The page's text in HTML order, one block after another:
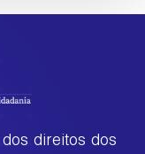
direitos dos